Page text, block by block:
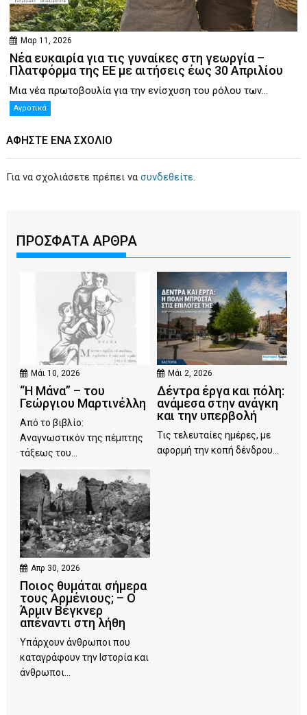
Μαρ 11, 2026
Νέα ευκαιρία για τις γυναίκες στη γεωργία –
Πλατφόρμα της ΕΕ με αιτήσεις έως 30 Απριλίου
Μια νέα πρωτοβουλία για την ενίσχυση του ρόλου των...
Αγροτικά
ΑΦΉΣΤΕ ΕΝΑ ΣΧΌΛΙΟ
Για να σχολιάσετε πρέπει νασυνδεθείτε.
ΠΡΟΣΦΑΤΑ ΑΡΘΡΑ
Μάι 10, 2026
“Η Μάνα” – του
Γεώργιου Μαρτινέλλη
Από το βιβλίο:
Αναγνωστικόν της πέμπτης
τάξεως του...
Μάι 2, 2026
Δέντρα έργα και πόλη:
ανάμεσα στην ανάγκη
και την υπερβολή
Τις τελευταίες ημέρες, με
αφορμή την κοπή δένδρου...
Απρ 30, 2026
Ποιος θυμάται σήμερα
τους Αρμένιους; – Ο
Άρμιν Βέγκνερ
απέναντι στη λήθη
Υπάρχουν άνθρωποι που
καταγράφουν την Ιστορία και
άνθρωποι...